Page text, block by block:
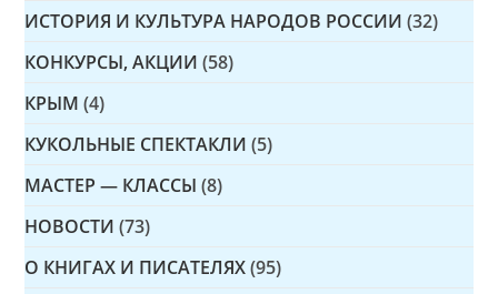
ИСТОРИЯ И КУЛЬТУРА НАРОДОВ РОССИИ (32)
КОНКУРСЫ, АКЦИИ (58)
КРЫМ (4)
КУКОЛЬНЫЕ СПЕКТАКЛИ (5)
МАСТЕР — КЛАССЫ (8)
НОВОСТИ (73)
О КНИГАХ И ПИСАТЕЛЯХ (95)